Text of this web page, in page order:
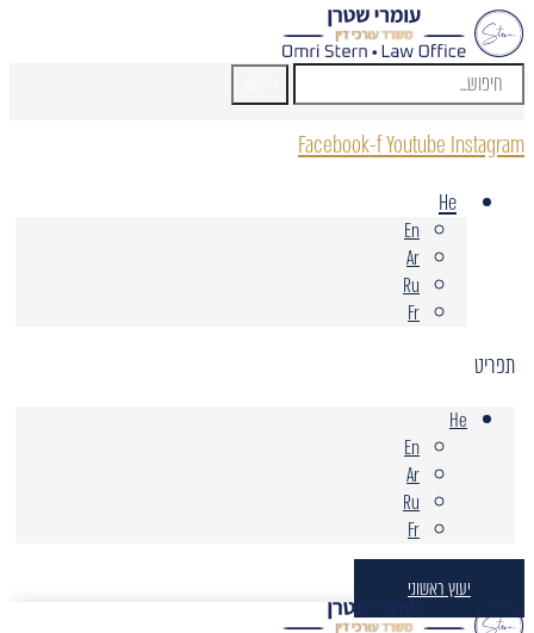
Facebook-fYoutube Instagram
He
En
Ar
Ru
Fr
תפריט
He
En
Ar
Ru
Fr
יעוץ ראשוני